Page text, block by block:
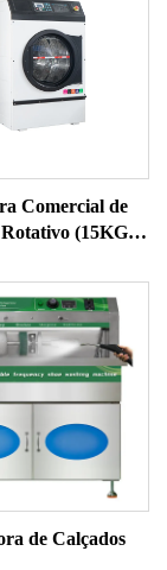
Comercial de
(15KG ,
de Calçados